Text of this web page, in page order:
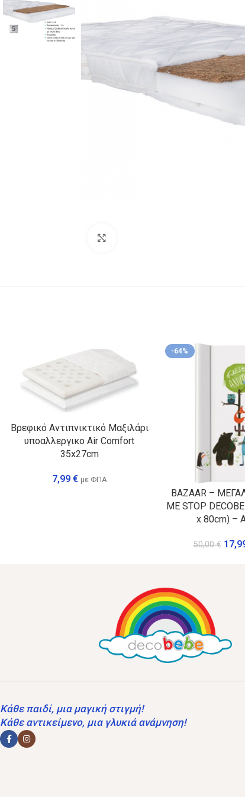
Βρεφικό Αντιπνικτικό Μαξιλάρι
υποαλλεργικο Air Comfort
35x27cm
7,99 € με ΦΠΑ
-64%
BAZAAR –
ΜΕ STOP
x 80cm) –
50,00€
Κάθε παιδί, μια μαγική στιγμή!
Κάθε αντικείμενο, μια γλυκιά ανάμνηση!